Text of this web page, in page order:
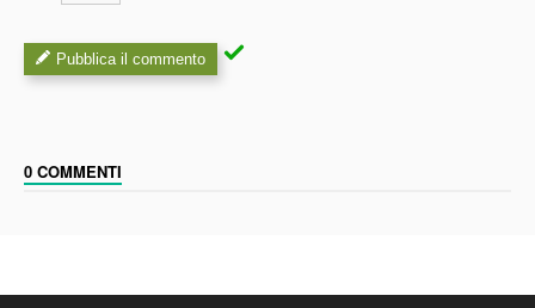
Pubblica il commento
0 COMMENTI